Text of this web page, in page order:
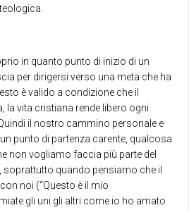
in quanto punto di inizio di un
per dirigersi verso una meta che ha
è valido a condizione che il
la vita cristiana rende libero ogni
il nostro cammino personale e
punto di partenza carente, qualcosa
non vogliamo faccia più parte del
soprattutto quando pensiamo che il
noi (“Questo è il mio
gli uni gli altri come io ho amato